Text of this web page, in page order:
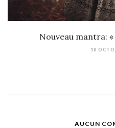
Nouveau mantra:
10
AUCUN